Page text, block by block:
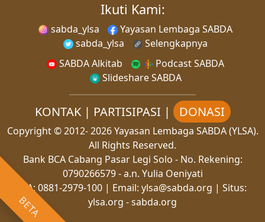
BETA
Ikuti Kami:
sabda_ylsa
Yayasan Lembaga SABDA
sabda_ylsa
Selengkapnya
SABDA Alkitab
Podcast SABDA
Slideshare SABDA
KONTAK| PARTISIPASI | DONASI
Copyright© 2012-2026Yayasan Lembaga SABDA (YLSA).
All Rights Reserved.
Bank BCA Cabang Pasar Legi Solo - No. Rekening:
0790266579 - a.n. Yulia Oeniyati
WA: 0881-2979-100| Email: ylsa@sabda.org | Situs:
ylsa.org -sabda.org